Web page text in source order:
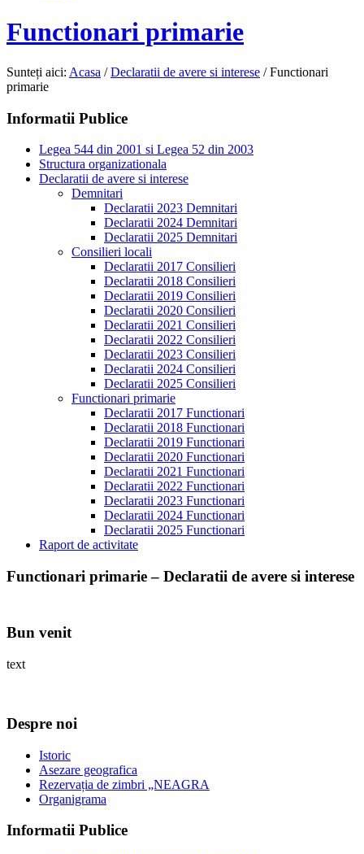
Functionari primarie
Sunteți aici: Acasa / Declaratii de avere si interese / Functionari
primarie
Informatii Publice
Legea 544 din 2001 si Legea 52 din 2003
Structura organizationala
Declaratii de avere si interese
Demnitari
Declaratii 2023 Demnitari
Declaratii 2024 Demnitari
Declaratii 2025 Demnitari
Consilieri locali
Declaratii 2017 Consilieri
Declaratii 2018 Consilieri
Declaratii 2019 Consilieri
Declaratii 2020 Consilieri
Declaratii 2021 Consilieri
Declaratii 2022 Consilieri
Declaratii 2023 Consilieri
Declaratii 2024 Consilieri
Declaratii 2025 Consilieri
Functionari primarie
Declaratii 2017 Functionari
Declaratii 2018 Functionari
Declaratii 2019 Functionari
Declaratii 2020 Functionari
Declaratii 2021 Functionari
Declaratii 2022 Functionari
Declaratii 2023 Functionari
Declaratii 2024 Functionari
Declaratii 2025 Functionari
Raport de activitate
Functionari primarie – Declaratii de avere si interese
Bun venit
text
Despre noi
Istoric
Asezare geografica
Rezervația de zimbri „NEAGRA
Organigrama
Informatii Publice